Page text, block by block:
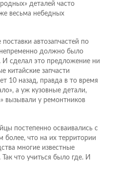
деталей часто
весьма небедных
автозапчастей по
должно было
И сделал это предложение ни
китайские запчасти
10 назад, правда в то время
а уж кузовные детали,
вызывали у ремонтников
постепенно осваивались с
что на их территории
многие известные
что учиться было где. И